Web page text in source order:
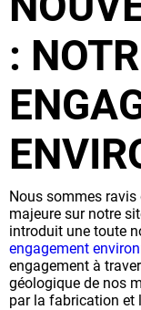
:
Nous sommes
majeure sur notre
introduit une toute
engagement
engagement à
géologique de nos
par la fabrication et